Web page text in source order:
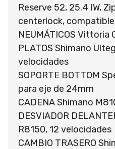
Reserve 52, 25.4 IW,
centerlock,
NEUMÁTICOS Vittoria
PLATOS Shimano
velocidades
SOPORTE BOTTOM
para eje de 24mm
CADENA Shimano
DESVIADOR
R8150, 12 velocidades
CAMBIO TRASERO